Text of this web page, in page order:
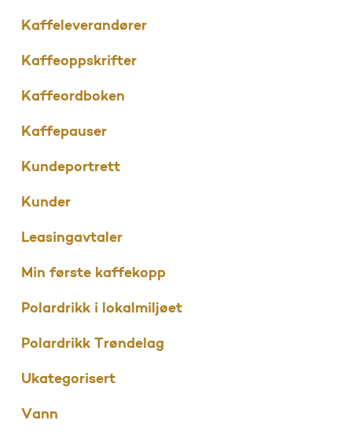
Kaffeleverandører
Kaffeoppskrifter
Kaffeordboken
Kaffepauser
Kundeportrett
Kunder
Leasingavtaler
Min første kaffekopp
Polardrikk i lokalmiljøet
Polardrikk Trøndelag
Ukategorisert
Vann